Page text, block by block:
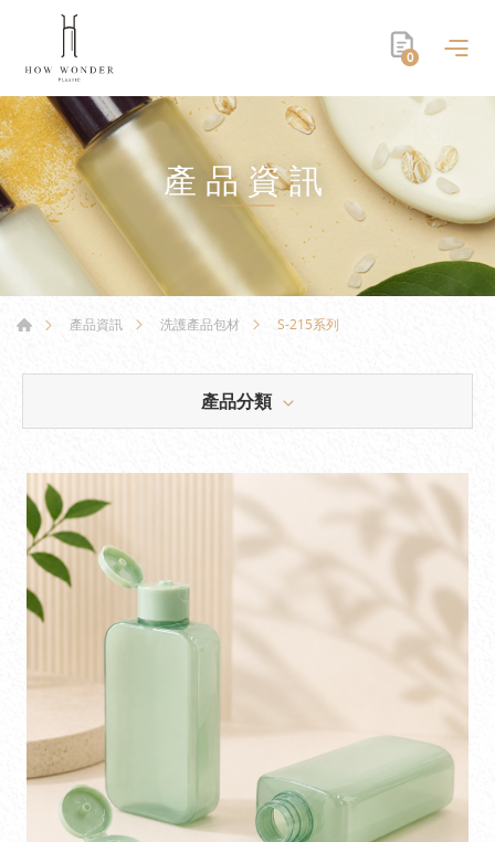
0
產品資訊
產品資訊 洗護產品包材 S-215系列
產品分類